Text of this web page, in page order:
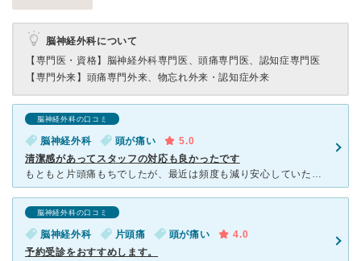
脳神経外科について
【専門医・資格】 脳神経外科専門医、頭痛専門医、認知症専門医
【専門外来】 頭痛専門外来、物忘れ外来・認知症外来
脳神経外科の口コミ
脳神経外科 頭が痛い
5.0
清潔感があってスタッフの対応も良かったです
もともと片頭痛もちでしたが、最近は頻度も減り安心していたのですが、 逆に朝起き掛けの頭痛が時々起こるようになりました。 今回はさほどひどくはない物の3日間ほど軽い頭痛が続き、市販薬を飲んでも 特
脳神経外科の口コミ
脳神経外科 片頭痛 頭が痛い
4.0
予約受診をおすすめします。